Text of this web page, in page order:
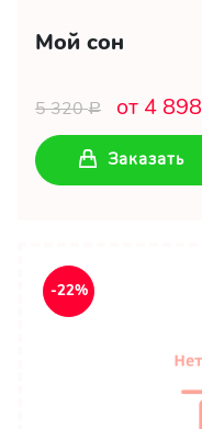
Мой сон
5 320Р от 4 898
Заказать
-22%